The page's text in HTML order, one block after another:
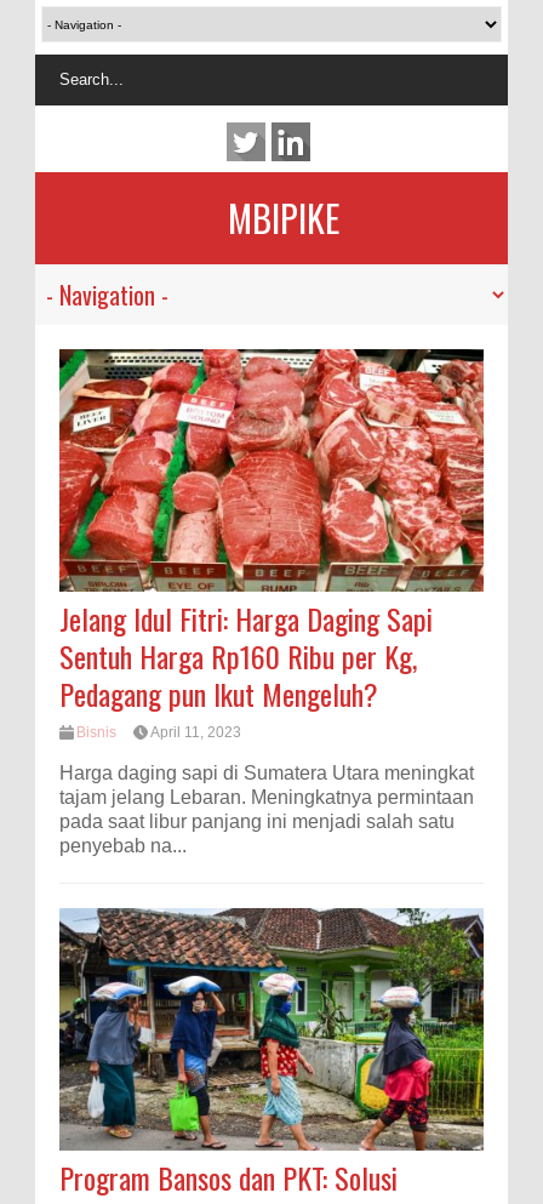
MBIPIKE
Jelang Idul Fitri: Harga Daging Sapi
Sentuh Harga Rp160 Ribu per Kg,
Pedagang pun Ikut Mengeluh?
Bisnis April 11, 2023
Harga daging sapi di Sumatera Utara meningkat
tajam jelang Lebaran. Meningkatnya permintaan
pada saat libur panjang ini menjadi salah satu
penyebab na...
Program Bansos dan PKT: Solusi